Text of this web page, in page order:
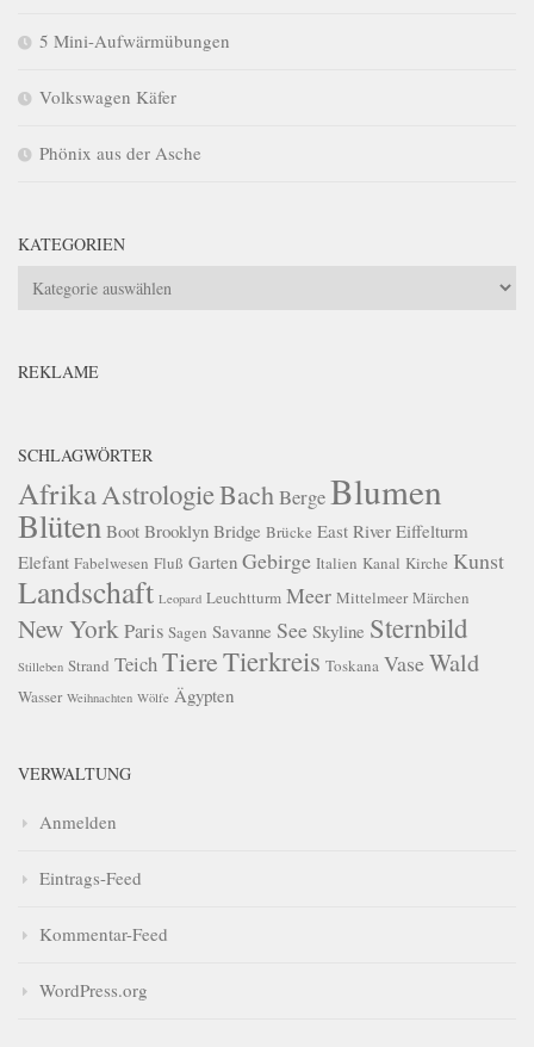
5 Mini-Aufwärmübungen
Volkswagen Käfer
Phönix aus der Asche
KATEGORIEN
Kategorien
REKLAME
SCHLAGWÖRTER
AfrikaAstrologieBachBergeBlumen
Blüten Boot Brooklyn Bridge Brücke East River Eiffelturm
Elefant Fabelwesen Fluß Garten Gebirge Italien Kanal Kirche Kunst
Landschaft Leopard Leuchtturm Meer Mittelmeer Märchen
New YorkParis Sagen Savanne See Skyline Sternbild
Stilleben Strand TeichTiereTierkreis Toskana VaseWald
Wasser Weihnachten Wölfe Ägypten
VERWALTUNG
Anmelden
Eintrags-Feed
Kommentar-Feed
WordPress.org